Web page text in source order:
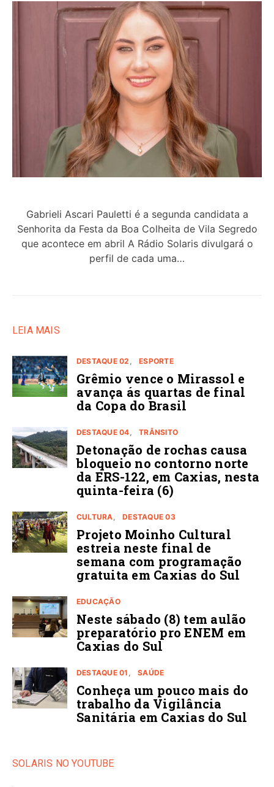
Gabrieli Ascari Pauletti é a segunda candidata a
Senhorita da Festa da Boa Colheita de Vila Segredo
que acontece em abril A Rádio Solaris divulgará o
perfil de cada uma…
LEIA MAIS
DESTAQUE 02 ESPORTE
Grêmio vence o Mirassol e
avança ás quartas de final
da Copa do Brasil
DESTAQUE 04 TRÂNSITO
Detonação de rochas causa
bloqueio no contorno norte
da ERS-122, em Caxias, nesta
quinta-feira (6)
CULTURA DESTAQUE 03
Projeto Moinho Cultural
estreia neste final de
semana com programação
gratuita em Caxias do Sul
EDUCAÇÃO
Neste sábado (8) tem aulão
preparatório pro ENEM em
Caxias do Sul
DESTAQUE 01 SAÚDE
Conheça um pouco mais do
trabalho da Vigilância
Sanitária em Caxias do Sul
SOLARIS NO YOUTUBE